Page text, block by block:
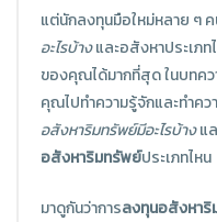
แต่นักลงทุนมือใหม่หลาย ๆ ค
อะไรบ้างและอสังหาประเภท
ของคุณได้มากที่สุด ในบทคว
คุณไปทำความรู้จักและทำคว
อสังหาริมทรัพย์มีอะไรบ้างแ
อสังหาริมทรัพย์ประเภทไหน
มาดูกันว่าการลงทุนอสังหา